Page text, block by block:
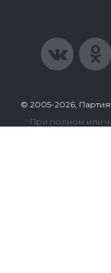
© 2005-2026,
При полном или